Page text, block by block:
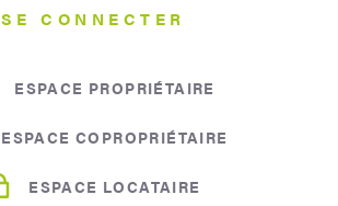
SE CONNECTER
ESPACE PROPRIÉTAIRE
ESPACE COPROPRIÉTAIRE
ESPACE LOCATAIRE